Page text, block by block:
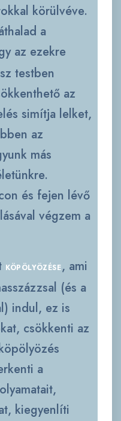
körülvéve.
a
az ezekre
testben
az
simítja lelket,
az
más
és fejen lévő
végzem a
KÖPÖLYÖZÉSE, ami
(és a
indul, ez is
csökkenti az
a
kiegyenlíti